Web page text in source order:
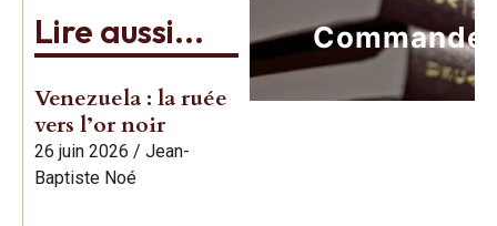
Lire aussi...
Venezuela : la ruée
vers l’or noir
26 juin 2026 / Jean-
Baptiste Noé